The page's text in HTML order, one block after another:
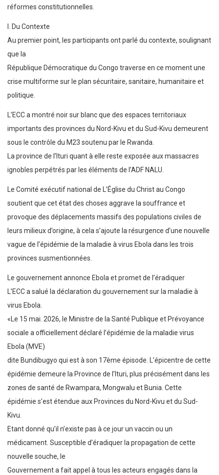
réformes constitutionnelles.
I. Du Contexte
Au premier point, les participants ont parlé du contexte, soulignant
que la
République Démocratique du Congo traverse en ce moment une
crise multiforme sur le plan sécuritaire, sanitaire, humanitaire et
politique.
L’ECC a montré noir sur blanc que des espaces territoriaux
importants des provinces du Nord-Kivu et du Sud-Kivu demeurent
sous le contrôle du M23 soutenu par le Rwanda.
La province de I’Ituri quant à elle reste exposée aux massacres
ignobles perpétrés par les éléments de l’ADF NALU.
Le Comité exécutif national de L’Église du Christ au Congo
soutient que cet état des choses aggrave la souffrance et
provoque des déplacements massifs des populations civiles de
leurs milieux d’origine, à cela s’ajoute la résurgence d’une nouvelle
vague de l’épidémie de la maladie à virus Ebola dans les trois
provinces susmentionnées.
Le gouvernement annonce Ebola et promet de l’éradiquer
L’ECC a salué la déclaration du gouvernement sur la maladie à
virus Ebola.
«Le 15 mai. 2026, le Ministre de la Santé Publique et Prévoyance
sociale a officiellement déclaré l’épidémie de la maladie virus
Ebola (MVE)
dite Bundibugyo qui est à son 17ème épisode. L’épicentre de cette
épidémie demeure la Province de l’Ituri, plus précisément dans les
zones de santé de Rwampara, Mongwalu et Bunia. Cette
épidémie s’est étendue aux Provinces du Nord-Kivu et du Sud-
Kivu.
Etant donné qu’il n’existe pas à ce jour un vaccin ou un
médicament. Susceptible d’éradiquer la propagation de cette
nouvelle souche, le
Gouvernement a fait appel à tous les acteurs engagés dans la